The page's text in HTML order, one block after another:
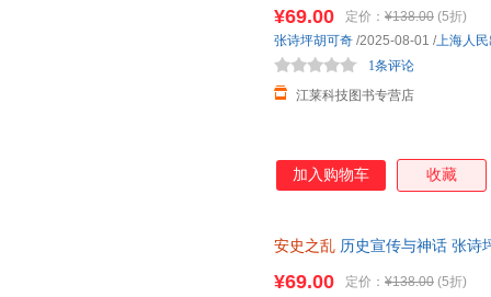
¥69.00 定价： ¥138.00 (5折)
江莱科技图书专营店
1条评论
张诗坪胡可奇 /2025-08-01 /上海人
加入购物车 收藏
安史之乱 历史宣传与神话 张诗
¥69.00 定价： ¥138.00 (5折)